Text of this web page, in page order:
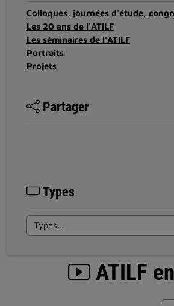
Colloques, journées d'étude,
Les 20 ans de l'ATILF
Les séminaires de l'ATILF
Portraits
Projets
Partager
Types
ATILF